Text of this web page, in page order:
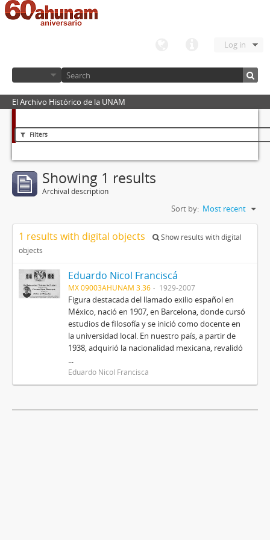
Log in
El Archivo Histórico de la UNAM
Filters
Showing 1 results
Archival description
Sort by: Most recent
1 results with digital objects
Show results with digital
objects
Eduardo Nicol Franciscá
MX 09003AHUNAM 3.36 1929-2007
Figura destacada del llamado exilio español en
México, nació en 1907, en Barcelona, donde cursó
estudios de filosofía y se inició como docente en
la universidad local. En nuestro país, a partir de
1938, adquirió la nacionalidad mexicana, revalidó
...
Eduardo Nicol Franciscá